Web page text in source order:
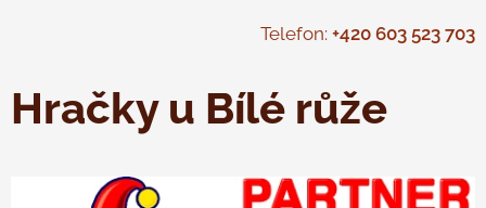
Telefon: +420 603 523 703
Hračky u Bílé růže